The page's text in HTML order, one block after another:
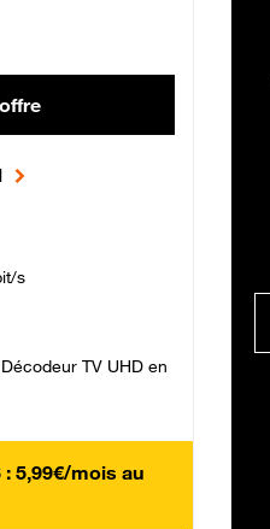
s
TV UHD en
5,99€/mois au